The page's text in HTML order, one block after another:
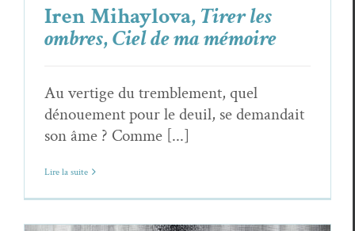
Iren Mihaylova,Tirer les
ombres,Ciel de ma mémoire
Au vertige du tremblement, quel
dénouement pour le deuil, se demandait
son âme ? Comme [...]
Lire la suite